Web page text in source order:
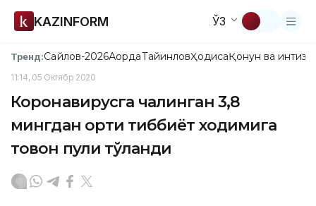
KAZINFORM ЎЗ
Тренд:Сайлов-2026АқордаТайинловҲодисаҚонун ва
11:14, 05 Октябр 2020
Коронавирусга чалинган 3,8
мингдан ортиқ тиббиёт ходимига
товон пули тўланди